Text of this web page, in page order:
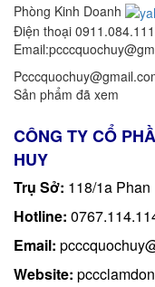
Phòng Kinh Doanh
Điện thoại
Sản phẩm đã xem
CÔNG TY CỔ
HUY
Trụ Sở: 118/1a Phan
Hotline:
Email:
Website: